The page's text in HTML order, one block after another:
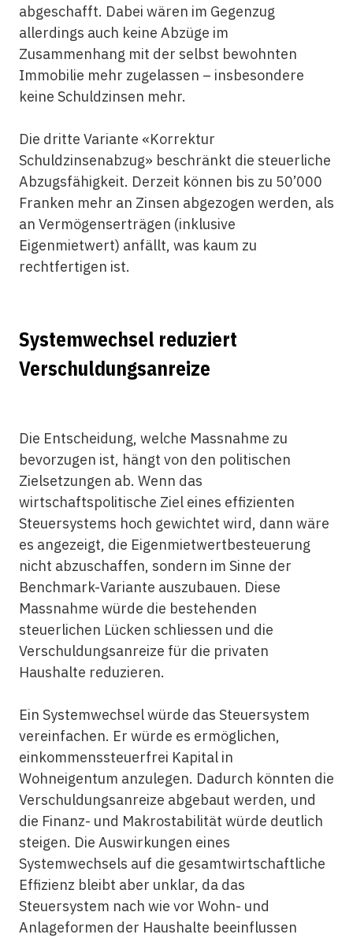
abgeschafft. Dabei wären im Gegenzug
allerdings auch keine Abzüge im
Zusammenhang mit der selbst bewohnten
Immobilie mehr zugelassen – insbesondere
keine Schuldzinsen mehr.
Die dritte Variante «Korrektur
Schuldzinsenabzug» beschränkt die steuerliche
Abzugsfähigkeit. Derzeit können bis zu 50’000
Franken mehr an Zinsen abgezogen werden, als
an Vermögenserträgen (inklusive
Eigenmietwert) anfällt, was kaum zu
rechtfertigen ist.
Systemwechsel reduziert
Verschuldungsanreize
Die Entscheidung, welche Massnahme zu
bevorzugen ist, hängt von den politischen
Zielsetzungen ab. Wenn das
wirtschaftspolitische Ziel eines effizienten
Steuersystems hoch gewichtet wird, dann wäre
es angezeigt, die Eigenmietwertbesteuerung
nicht abzuschaffen, sondern im Sinne der
Benchmark-Variante auszubauen. Diese
Massnahme würde die bestehenden
steuerlichen Lücken schliessen und die
Verschuldungsanreize für die privaten
Haushalte reduzieren.
Ein Systemwechsel würde das Steuersystem
vereinfachen. Er würde es ermöglichen,
einkommenssteuerfrei Kapital in
Wohneigentum anzulegen. Dadurch könnten die
Verschuldungsanreize abgebaut werden, und
die Finanz- und Makrostabilität würde deutlich
steigen. Die Auswirkungen eines
Systemwechsels auf die gesamtwirtschaftliche
Effizienz bleibt aber unklar, da das
Steuersystem nach wie vor Wohn- und
Anlageformen der Haushalte beeinflussen